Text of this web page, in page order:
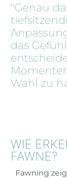
"Genau
das
Wahl zu
WIE
FAWNE?
Fawning